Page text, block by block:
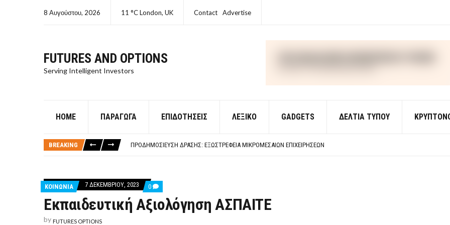
8 Αυγούστου, 2026 11 °C London, UK Contact Advertise
FUTURES AND OPTIONS
Serving Intelligent Investors
HOME ΠΑΡΆΓΩΓΑ ΕΠΙΔΟΤΉΣΕΙΣ ΛΕΞΙΚΌ GADGETS ΔΕΛΤΙΑ ΤΥΠΟΥ
BREAKING
ΠΡΟΔΗΜΟΣΊΕΥΣΗ ΔΡΆΣΗΣ: ΕΞΩΣΤΡΈΦΕΙΑ ΜΙΚΡΟΜΕΣΑΊΩΝ ΕΠΙΧΕΙΡΉΣΕΩΝ
ΤΑΜΕΊΟ ΜΙΚΡΟΠΙΣΤΏΣΕΩΝ ΣΥΧΝΈΣ ΕΡΩΤΉΣΕΙΣ ΑΠΑΝΤΉΣΕΙΣ
ΚΟΙΝΩΝΙΑ 7 ΔΕΚΕΜΒΡΊΟΥ, 2023 0 COMMENTS
ON
ΕΚΠΑΙΔΕΥΤΙΚΉ
ΑΞΙΟΛΌΓΗΣΗ
Εκπαιδευτική Αξιολόγηση ΑΣΠΑΙΤΕ
by FUTURES OPTIONS